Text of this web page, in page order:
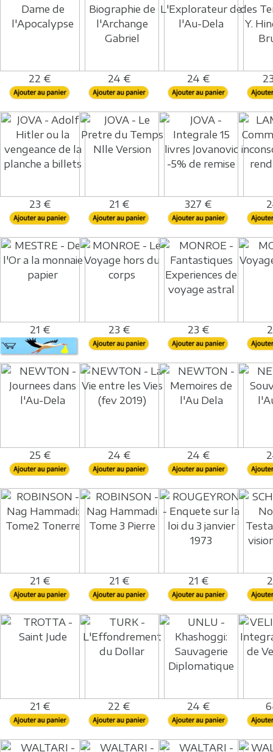
22 € 24 € 24 €
23 € 21 € 327 €
21 € 23 € 23 €
25 € 24 € 24 €
21 € 21 € 21 €
21 € 22 € 24 €